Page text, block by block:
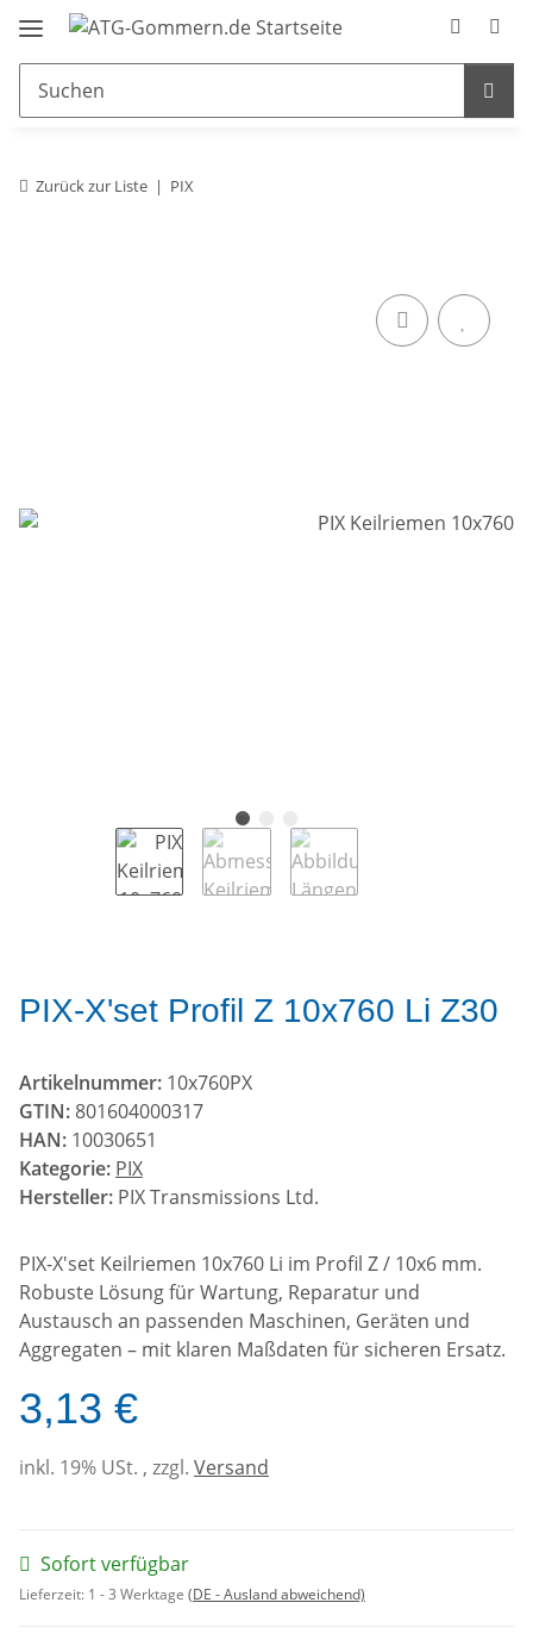
Zurück zur Liste PIX
PIX-X'set Profil Z 10x760 Li Z30
Artikelnummer: 10x760PX
GTIN:801604000317
HAN: 10030651
Kategorie: PIX
Hersteller: PIX Transmissions Ltd.
PIX-X'set Keilriemen 10x760 Li im Profil Z / 10x6 mm.
Robuste Lösung für Wartung, Reparatur und
Austausch an passenden Maschinen, Geräten und
Aggregaten – mit klaren Maßdaten für sicheren Ersatz.
3,13 €
inkl. 19% USt. , zzgl. Versand
Sofort verfügbar
Lieferzeit: 1 - 3 Werktage (DE - Ausland abweichend)